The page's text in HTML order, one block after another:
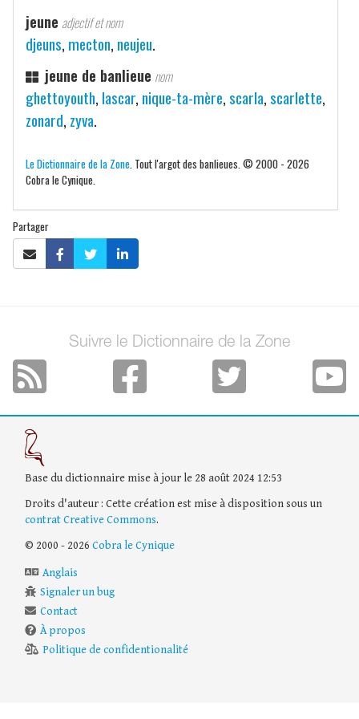
jeune adjectif et nom
djeuns, mecton, neujeu.
jeune de banlieue nom
ghettoyouth, lascar, nique-ta-mère,scarla,scarlette,
zonard, zyva.
Le Dictionnaire de la Zone . Tout l'argot des banlieues. © 2000 - 2026
Cobra le Cynique.
Partager
Suivre le Dictionnaire de la Zone
Base du dictionnaire mise à jour le 28 août 2024 12:53
Droits d'auteur : Cette création est mise à disposition sous un
contrat Creative Commons.
© 2000 - 2026 Cobra le Cynique
Anglais
Signaler un bug
Contact
À propos
Politique de confidentionalité